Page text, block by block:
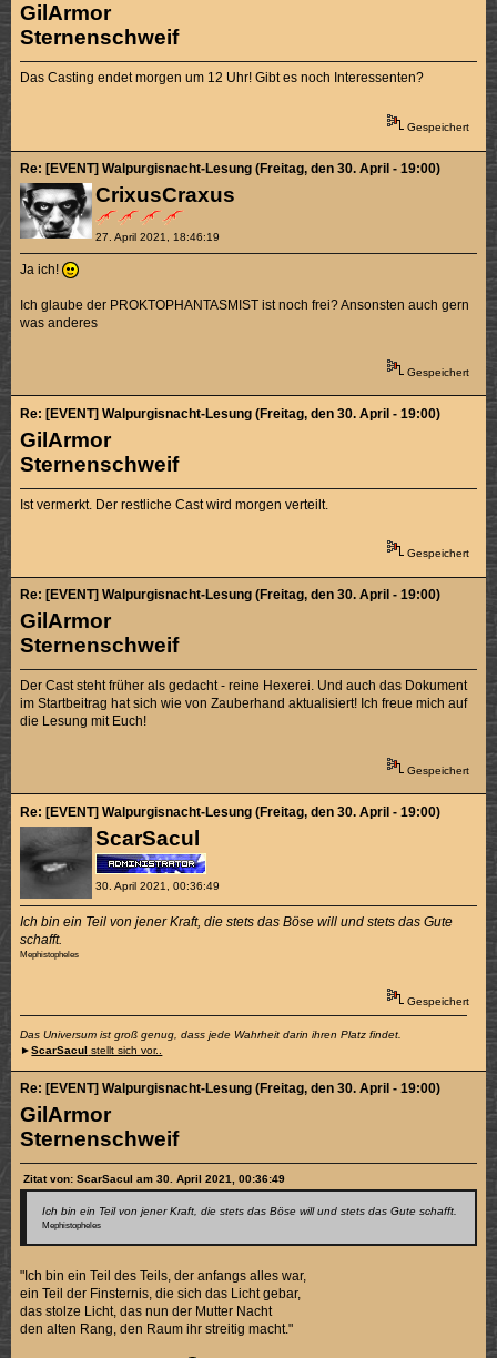
GilArmor
Sternenschweif
Das Casting endet morgen um 12 Uhr! Gibt es noch Interessenten?
Gespeichert
CrixusCraxus
27. April 2021, 18:46:19
Re: [EVENT] Walpurgisnacht-Lesung (Freitag, den 30. April - 19:00)
Ja ich!
Ich glaube der PROKTOPHANTASMIST ist noch frei? Ansonsten auch gern
was anderes
Gespeichert
GilArmor
Sternenschweif
Re: [EVENT] Walpurgisnacht-Lesung (Freitag, den 30. April - 19:00)
Ist vermerkt. Der restliche Cast wird morgen verteilt.
Gespeichert
GilArmor
Sternenschweif
Re: [EVENT] Walpurgisnacht-Lesung (Freitag, den 30. April - 19:00)
Der Cast steht früher als gedacht - reine Hexerei. Und auch das Dokument
im Startbeitrag hat sich wie von Zauberhand aktualisiert! Ich freue mich auf
die Lesung mit Euch!
Gespeichert
ScarSacul
30. April 2021, 00:36:49
Re: [EVENT] Walpurgisnacht-Lesung (Freitag, den 30. April - 19:00)
Ich bin ein Teil von jener Kraft, die stets das Böse will und stets das Gute
schafft.
Mephistopheles
Gespeichert
Das Universum ist groß genug, dass jede Wahrheit darin ihren Platz findet.
►ScarSacul stellt sich vor..
GilArmor
Sternenschweif
Re: [EVENT] Walpurgisnacht-Lesung (Freitag, den 30. April - 19:00)
Zitat von: ScarSacul am 30. April 2021, 00:36:49
Ich bin ein Teil von jener Kraft, die stets das Böse will und stets das Gute schafft.
Mephistopheles
"Ich bin ein Teil des Teils, der anfangs alles war,
ein Teil der Finsternis, die sich das Licht gebar,
das stolze Licht, das nun der Mutter Nacht
den alten Rang, den Raum ihr streitig macht."